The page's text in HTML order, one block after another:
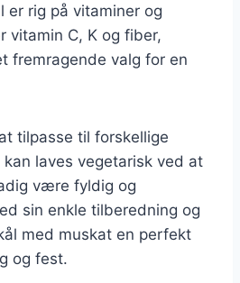
er rig på vitaminer og
vitamin C, K og fiber,
fremragende valg for en
tilpasse til forskellige
laves vegetarisk ved at
være fyldig og
sin enkle tilberedning og
med muskat en perfekt
og fest.